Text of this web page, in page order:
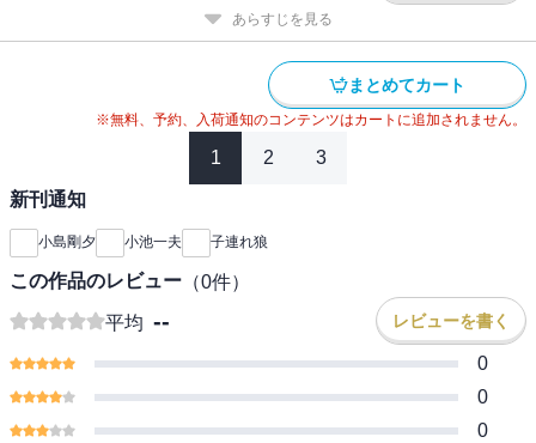
あらすじを見る
まとめてカート
※無料、予約、入荷通知のコンテンツはカートに追加されません。
1 2 3
新刊通知
小島剛夕 小池一夫 子連れ狼
この作品のレビュー （0件）
平均 -- レビューを書く
0
0
0